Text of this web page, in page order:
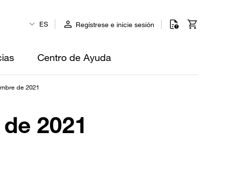
ES Regístrese e inicie sesión
Centro de Ayuda
de 2021
2021